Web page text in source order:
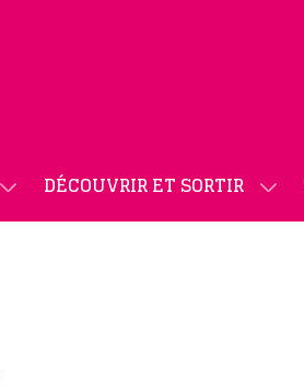
DÉCOUVRIR ET SORTIR